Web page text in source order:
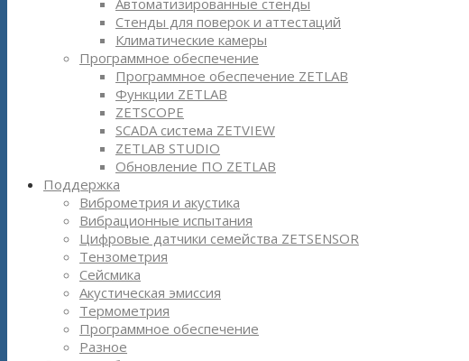
Автоматизированные стенды
Стенды для поверок и аттестаций
Климатические камеры
Программное обеспечение
Программное обеспечение ZETLAB
Функции ZETLAB
ZETSCOPE
SCADA система ZETVIEW
ZETLAB STUDIO
Обновление ПО ZETLAB
Поддержка
Виброметрия и акустика
Вибрационные испытания
Цифровые датчики семейства ZETSENSOR
Тензометрия
Сейсмика
Акустическая эмиссия
Термометрия
Программное обеспечение
Разное